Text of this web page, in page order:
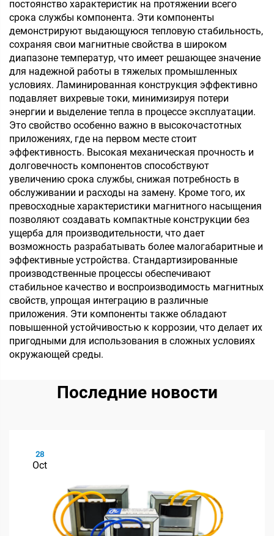
постоянство характеристик на протяжении всего
срока службы компонента. Эти компоненты
демонстрируют выдающуюся тепловую стабильность,
сохраняя свои магнитные свойства в широком
диапазоне температур, что имеет решающее значение
для надежной работы в тяжелых промышленных
условиях. Ламинированная конструкция эффективно
подавляет вихревые токи, минимизируя потери
энергии и выделение тепла в процессе эксплуатации.
Это свойство особенно важно в высокочастотных
приложениях, где на первом месте стоит
эффективность. Высокая механическая прочность и
долговечность компонентов способствуют
увеличению срока службы, снижая потребность в
обслуживании и расходы на замену. Кроме того, их
превосходные характеристики магнитного насыщения
позволяют создавать компактные конструкции без
ущерба для производительности, что дает
возможность разрабатывать более малогабаритные и
эффективные устройства. Стандартизированные
производственные процессы обеспечивают
стабильное качество и воспроизводимость магнитных
свойств, упрощая интеграцию в различные
приложения. Эти компоненты также обладают
повышенной устойчивостью к коррозии, что делает их
пригодными для использования в сложных условиях
окружающей среды.
Последние новости
28
Oct